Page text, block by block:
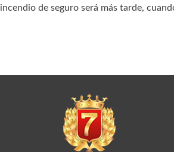
incendio de seguro será más tarde,